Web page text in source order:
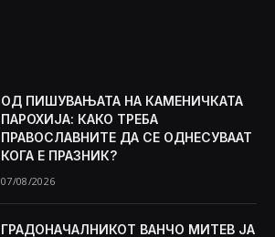
ОД ПИШУВАЊАТА НА КАМЕНИЧКАТА
ПАРОХИЈА: КАКО ТРЕБА
ПРАВОСЛАВНИТЕ ДА СЕ ОДНЕСУВААТ
КОГА Е ПРАЗНИК?
07/08/2026
ГРАДОНАЧАЛНИКОТ ВАНЧО МИТЕВ ЈА